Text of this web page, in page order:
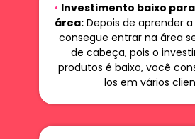
• Investimento baixo
área:Depois de aprender
consegue entrar na área
de cabeça, pois o
produtos é baixo, você
los em vários